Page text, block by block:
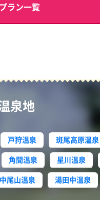
ラン一覧
泉地
戸狩温泉 斑尾高原温泉
角間温泉 星川温泉
中尾山温泉 湯田中温泉